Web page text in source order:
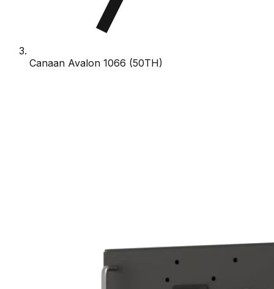
Canaan Avalon 1066 (50TH)